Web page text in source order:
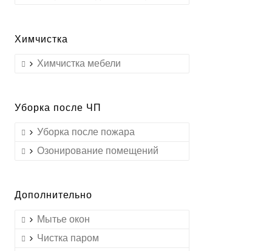
Химчистка
Химчистка мебели
Уборка после ЧП
Уборка после пожара
Озонирование помещений
Дополнительно
Мытье окон
Чистка паром